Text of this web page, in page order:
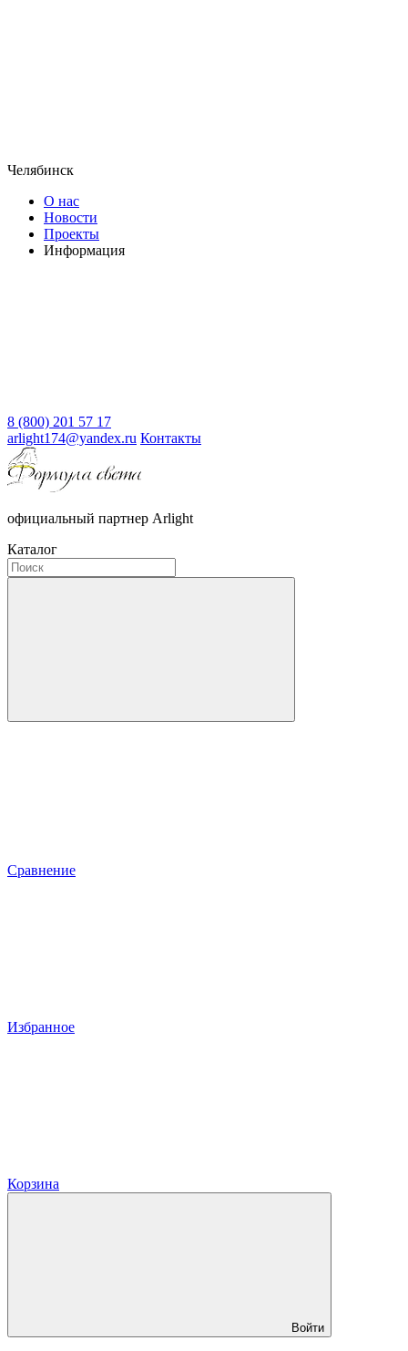
Челябинск
О нас
Новости
Проекты
Информация
8 (800) 201 57 17
arlight174@yandex.ru Контакты
официальный партнер Arlight
Каталог
Сравнение
Избранное
Корзина
Войти